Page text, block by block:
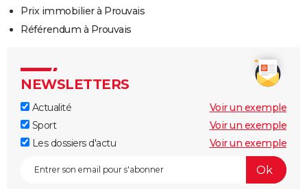
Prix immobilier à Prouvais
Référendum à Prouvais
NEWSLETTERS
Actualité
Voir un exemple
Sport
Voir un exemple
Les dossiers d'actu
Voir un exemple